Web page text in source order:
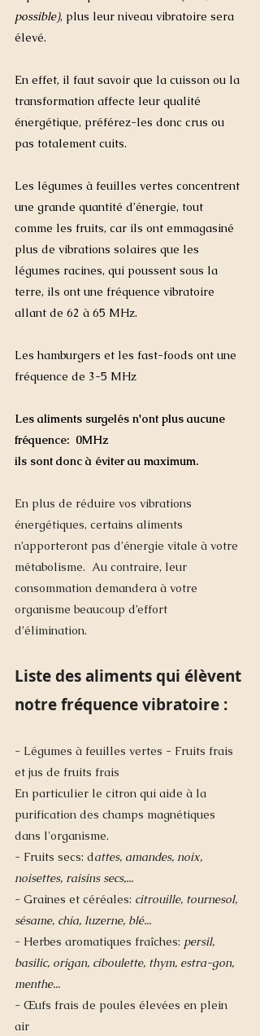
possible), plus leur niveau vibratoire sera
élevé.
En effet, il faut savoir que la cuisson ou la
transformation affecte leur qualité
énergétique, préférez-les donc crus ou
pas totalement cuits.
Les légumes à feuilles vertes concentrent
une grande quantité d’énergie, tout
comme les fruits, car ils ont emmagasiné
plus de vibrations solaires que les
légumes racines, qui poussent sous la
terre, ils ont une fréquence vibratoire
allant de 62 à 65 MHz.
Les hamburgers et les fast-foods ont une
fréquence de 3-5 MHz
Les aliments surgelés n'ont plus aucune
fréquence:  0MHz
ils sont donc à éviter au maximum.
En plus de réduire vos vibrations
énergétiques, certains aliments
n’apporteront pas d’énergie vitale à votre
métabolisme.  Au contraire, leur
consommation demandera à votre
organisme beaucoup d’effort
d’élimination.
Liste des aliments qui élèvent
notre fréquence vibratoire :
- Légumes à feuilles vertes - Fruits frais
et jus de fruits frais
En particulier le citron qui aide à la
purification des champs magnétiques
dans l'organisme.
- Fruits secs: dattes, amandes, noix,
noisettes, raisins secs,...
- Graines et céréales: citrouille, tournesol,
sésame, chia, luzerne, blé...
- Herbes aromatiques fraîches: persil,
basilic, origan, ciboulette, thym, estra-gon,
menthe...
- Œufs frais de poules élevées en plein
air